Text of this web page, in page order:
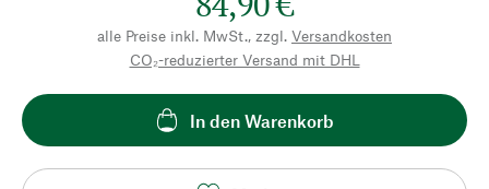
alle Preise inkl. MwSt., zzgl. Versandkosten
CO₂-reduzierter Versand mit DHL
In den Warenkorb